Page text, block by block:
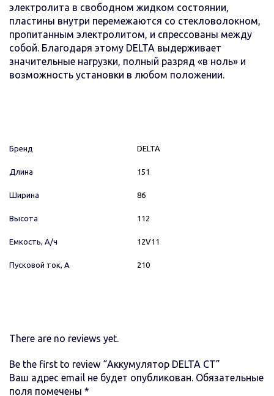
электролита в свободном жидком состоянии,
пластины внутри перемежаются со стекловолокном,
пропитанным электролитом, и спрессованы между
собой. Благодаря этому DELTA выдерживает
значительные нагрузки, полный разряд «в ноль» и
возможность установки в любом положении.
Бренд DELTA
Длина 151
Ширина 86
Высота 112
Емкость, А/ч 12V11
Пусковой ток, А 210
There are no reviews yet.
Be the first to review “Аккумулятор DELTA СТ”
Ваш адрес email не будет опубликован. Обязательные
поля помечены *